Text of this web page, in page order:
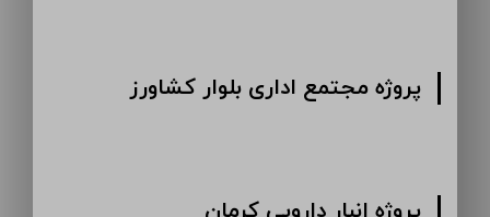
پروژه مجتمع اداری بلوار کشاورز